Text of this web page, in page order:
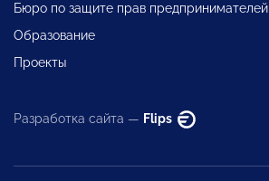
Бюро по защите прав предпринимателей
Образование
Проекты
Разработка сайта — Flips